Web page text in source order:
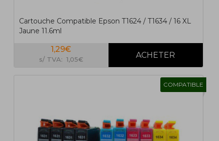
Cartouche Compatible Epson T1624 / T1634 / 16 XL
Jaune 11.6ml
1,29€
s/ TVA: 1,05€
COMPATIBLE